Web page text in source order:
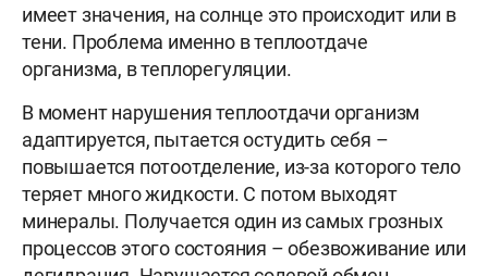
имеет значения, на солнце это происходит или в
тени. Проблема именно в теплоотдаче
организма, в теплорегуляции.
В момент нарушения теплоотдачи организм
адаптируется, пытается остудить себя –
повышается потоотделение, из-за которого тело
теряет много жидкости. С потом выходят
минералы. Получается один из самых грозных
процессов этого состояния – обезвоживание или